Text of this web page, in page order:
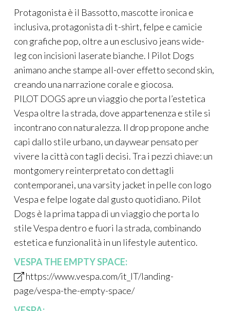
Protagonista è il Bassotto, mascotte ironica e
inclusiva, protagonista di t-shirt, felpe e camicie
con grafiche pop, oltre a un esclusivo jeans wide-
leg con incisioni laserate bianche. I Pilot Dogs
animano anche stampe all-over effetto second skin,
creando una narrazione corale e giocosa.
PILOT DOGS apre un viaggio che porta l’estetica
Vespa oltre la strada, dove appartenenza e stile si
incontrano con naturalezza. Il drop propone anche
capi dallo stile urbano, un daywear pensato per
vivere la città con tagli decisi. Tra i pezzi chiave: un
montgomery reinterpretato con dettagli
contemporanei, una varsity jacket in pelle con logo
Vespa e felpe logate dal gusto quotidiano. Pilot
Dogs è la prima tappa di un viaggio che porta lo
stile Vespa dentro e fuori la strada, combinando
estetica e funzionalità in un lifestyle autentico.
VESPA THE EMPTY SPACE:
https://www.vespa.com/it_IT/landing-
page/vespa-the-empty-space/